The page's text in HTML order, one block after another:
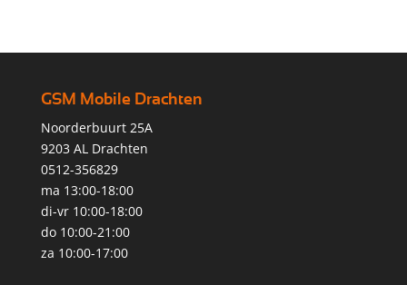
GSM Mobile Drachten
Noorderbuurt 25A
9203 AL Drachten
0512-356829
ma 13:00-18:00
di-vr 10:00-18:00
do 10:00-21:00
za 10:00-17:00